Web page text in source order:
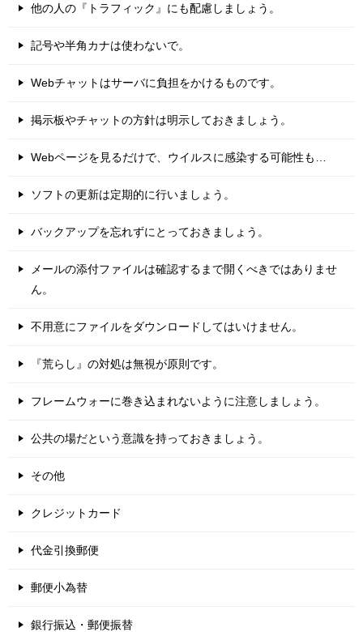
他の人の『トラフィック』にも配慮しましょう。
記号や半角カナは使わないで。
Webチャットはサーバに負担をかけるものです。
掲示板やチャットの方針は明示しておきましょう。
Webページを見るだけで、ウイルスに感染する可能性も…
ソフトの更新は定期的に行いましょう。
バックアップを忘れずにとっておきましょう。
メールの添付ファイルは確認するまで開くべきではありませ
ん。
不用意にファイルをダウンロードしてはいけません。
『荒らし』の対処は無視が原則です。
フレームウォーに巻き込まれないように注意しましょう。
公共の場だという意識を持っておきましょう。
その他
クレジットカード
代金引換郵便
郵便小為替
銀行振込・郵便振替